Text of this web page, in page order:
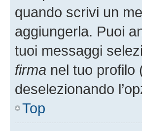
quando scrivi un
aggiungerla. Puoi
tuoi messaggi
firma nel tuo profilo
deselezionando
Top